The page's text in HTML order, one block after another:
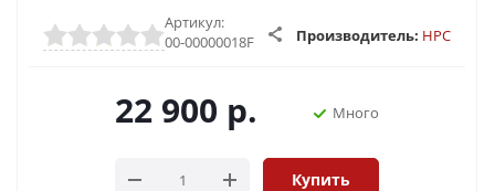
Артикул:
00-00000018F
Производитель: HPC
22 900 р. Много
Купить